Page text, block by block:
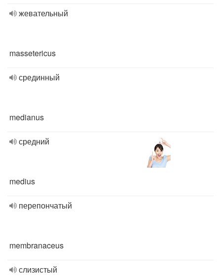
жевательный
massetericus
срединный
medianus
средний
medius
перепончатый
membranaceus
слизистый